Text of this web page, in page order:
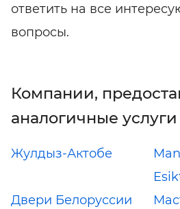
ответить на все
вопросы.
Компании,
аналогичные услуги
Жулдыз-Актобе
Двери Белоруссии